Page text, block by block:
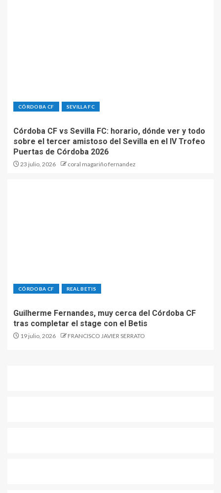
CÓRDOBA CF SEVILLA FC
Córdoba CF vs Sevilla FC: horario, dónde ver y todo
sobre el tercer amistoso del Sevilla en el IV Trofeo
Puertas de Córdoba 2026
23 julio, 2026 coral magariño fernandez
CÓRDOBA CF REAL BETIS
Guilherme Fernandes, muy cerca del Córdoba CF
tras completar el stage con el Betis
19 julio, 2026 FRANCISCO JAVIER SERRATO